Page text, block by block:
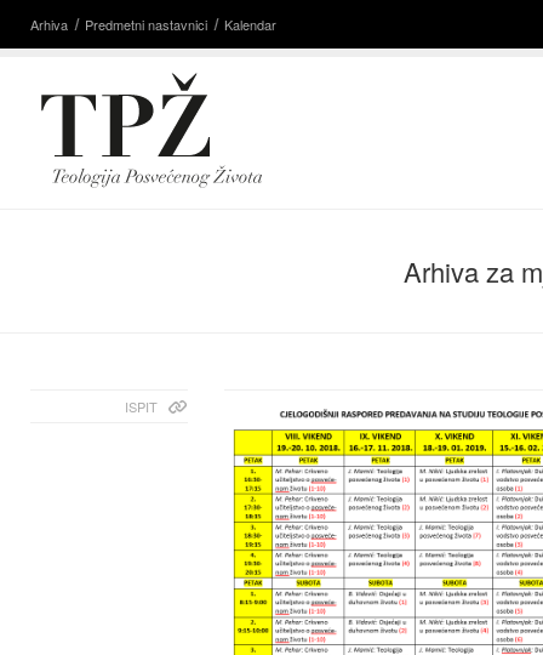
Arhiva Predmetni nastavnici Kalendar
Arhiva za
ISPIT